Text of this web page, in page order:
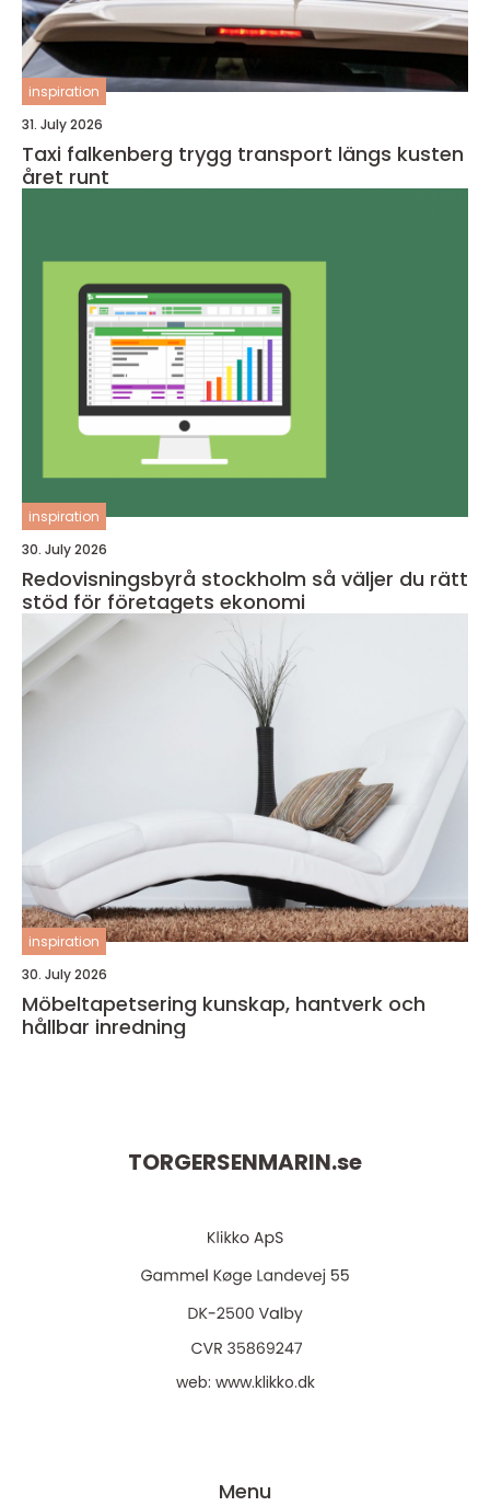
inspiration
31. July 2026
Taxi falkenberg trygg transport längs kusten
året runt
inspiration
30. July 2026
Redovisningsbyrå stockholm så väljer du rätt
stöd för företagets ekonomi
inspiration
30. July 2026
Möbeltapetsering kunskap, hantverk och
hållbar inredning
TORGERSENMARIN.se
web: www.klikko.dk
Menu